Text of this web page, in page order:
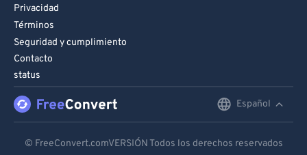
Privacidad
Términos
Seguridad y cumplimiento
Contacto
status
Español
© FreeConvert.comVERSIÓN Todos los derechos reservados